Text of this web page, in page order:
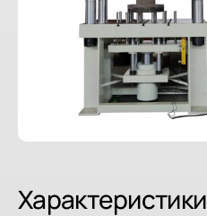
Характеристики